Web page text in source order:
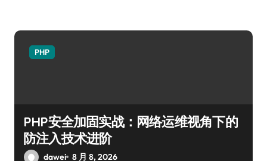
PHP
PHP安全加固实战：网络运维视角下的
防注入技术进阶
dawei 8 月 8, 2026